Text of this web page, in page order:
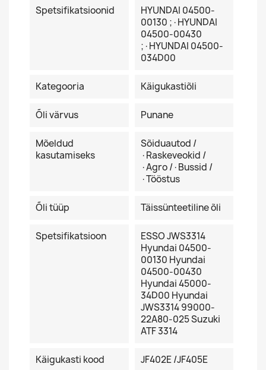
Spetsifikatsioonid
HYUNDAI 04500-
00130 ;·HYUNDAI
04500-00430
;·HYUNDAI 04500-
034D00
Kategooria Käigukastiõli
Õli värvus Punane
Mõeldud
kasutamiseks
Sõiduautod /
·Raskeveokid /
·Agro /·Bussid /
·Tööstus
Õli tüüp Täissünteetiline õli
Spetsifikatsioon
ESSO JWS3314
Hyundai 04500-
00130 Hyundai
04500-00430
Hyundai 45000-
34D00 Hyundai
JWS3314 99000-
22A80-025 Suzuki
ATF 3314
Käigukasti kood JF402E /JF405E